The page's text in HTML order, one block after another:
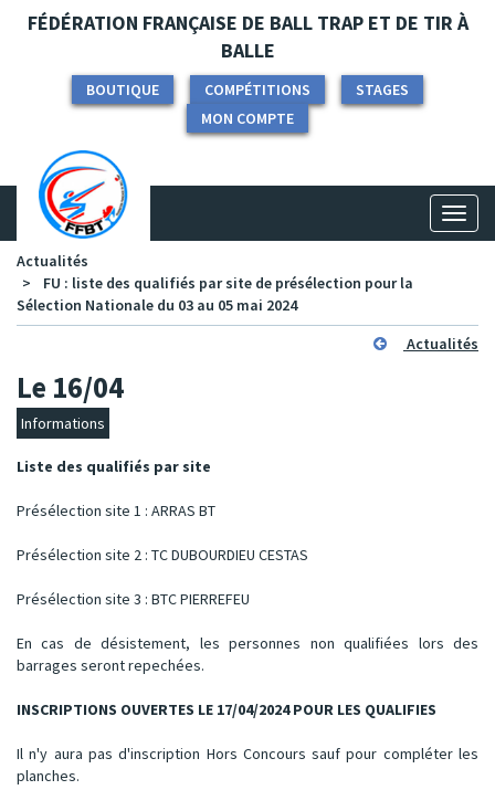
Panneau de gestion des cookies
FÉDÉRATION FRANÇAISE DE BALL TRAP ET DE TIR À
BALLE
BOUTIQUE COMPÉTITIONS
STAGES
MON COMPTE
Actualités
FU : liste des qualifiés par site de présélection pour la
Sélection Nationale du 03 au 05 mai 2024
Actualités
Le 16/04
Informations
Liste des qualifiés par site
Présélection site 1 : ARRAS BT
Présélection site 2 : TC DUBOURDIEU CESTAS
Présélection site 3 : BTC PIERREFEU
En cas de désistement, les personnes non qualifiées lors des
barrages seront repechées.
INSCRIPTIONS OUVERTES LE 17/04/2024 POUR LES QUALIFIES
Il n'y aura pas d'inscription Hors Concours sauf pour compléter les
planches.